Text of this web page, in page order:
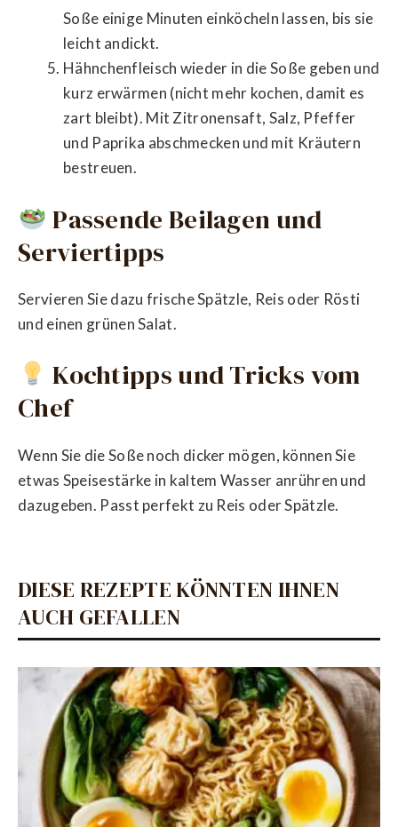
Soße einige Minuten einköcheln lassen, bis sie
leicht andickt.
Hähnchenfleisch wieder in die Soße geben und
kurz erwärmen (nicht mehr kochen, damit es
zart bleibt). Mit Zitronensaft, Salz, Pfeffer
und Paprika abschmecken und mit Kräutern
bestreuen.
Passende Beilagen und
Serviertipps
Servieren Sie dazu frische Spätzle, Reis oder Rösti
und einen grünen Salat.
Kochtipps und Tricks vom
Chef
Wenn Sie die Soße noch dicker mögen, können Sie
etwas Speisestärke in kaltem Wasser anrühren und
dazugeben. Passt perfekt zu Reis oder Spätzle.
DIESE REZEPTE KÖNNTEN IHNEN
AUCH GEFALLEN